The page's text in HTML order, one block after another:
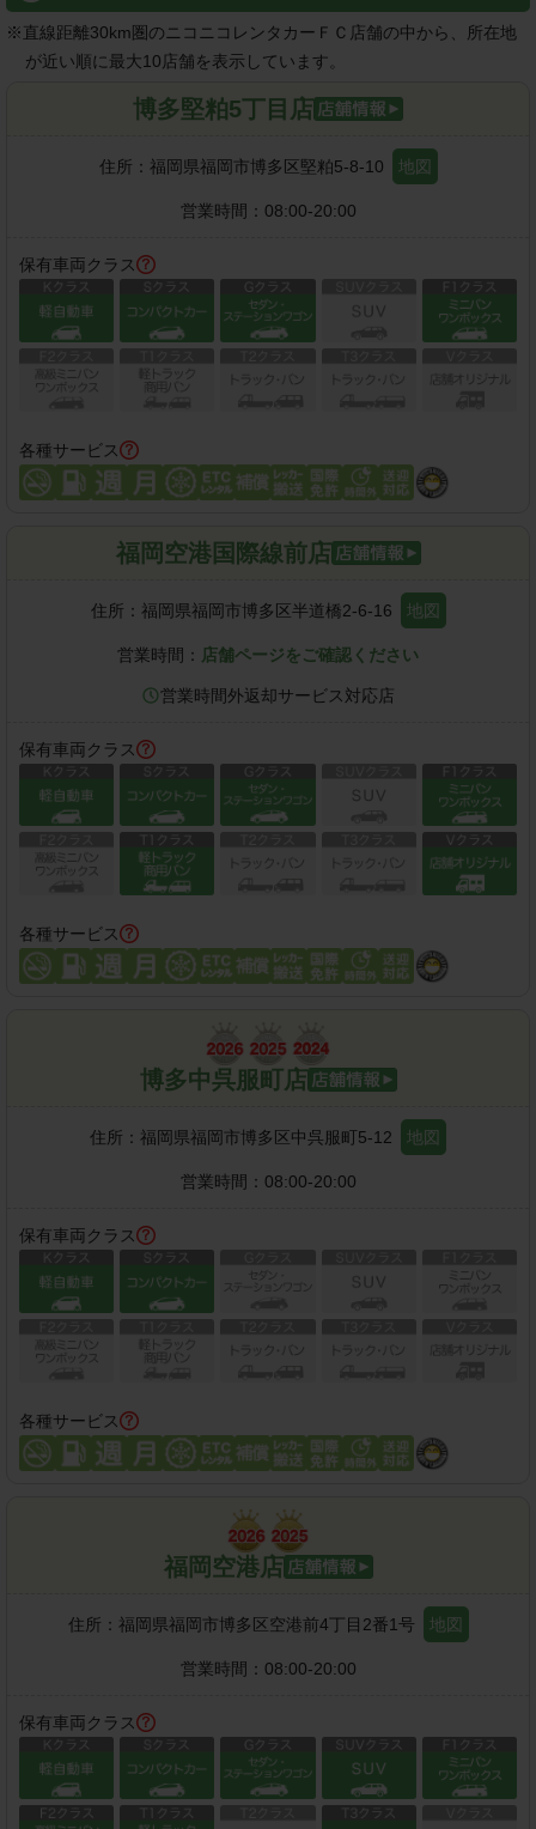
※直線距離30km圏のニコニコレンタカーＦＣ店舗の中から、所在地
が近い順に最大10店舗を表示しています。
博多堅粕5丁目店
住所： 福岡県福岡市博多区堅粕5-8-10 地図
営業時間： 08:00-20:00
保有車両クラス
各種サービス
福岡空港国際線前店
住所： 福岡県福岡市博多区半道橋2-6-16 地図
営業時間： 店舗ページをご確認ください
営業時間外返却サービス対応店
保有車両クラス
各種サービス
博多中呉服町店
住所： 福岡県福岡市博多区中呉服町5-12 地図
営業時間： 08:00-20:00
保有車両クラス
各種サービス
福岡空港店
住所： 福岡県福岡市博多区空港前4丁目2番1号 地図
営業時間： 08:00-20:00
保有車両クラス